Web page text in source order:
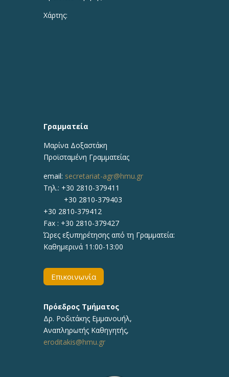
Χάρτης:
Γραμματεία
Μαρίνα Δοξαστάκη
Προϊσταμένη Γραμματείας
email: secretariat-agr@hmu.gr
Τηλ.: +30 2810-379411
+30 2810-379403
+30 2810-379412
Fax : +30 2810-379427
Ώρες εξυπηρέτησης από τη Γραμματεία:
Καθημερινά 11:00-13:00
Επικοινωνία
Πρόεδρος Τμήματος
Δρ. Ροδιτάκης Εμμανουήλ,
Αναπληρωτής Καθηγητής,
eroditakis@hmu.gr